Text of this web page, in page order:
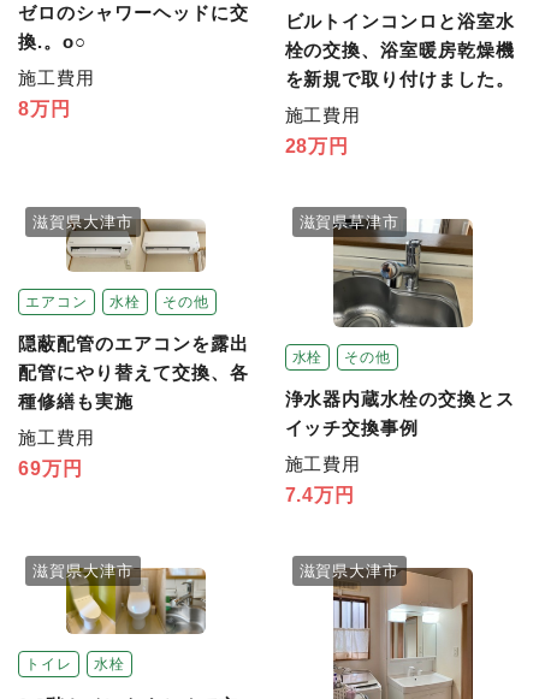
ゼロのシャワーヘッドに交
換.。o○
施工費用
8万円
ビルトインコンロと浴室水
栓の交換、浴室暖房乾燥機
を新規で取り付けました。
施工費用
28万円
エアコン 水栓 その他
滋賀県大津市
隠蔽配管のエアコンを露出
配管にやり替えて交換、各
種修繕も実施
施工費用
69万円
水栓 その他
滋賀県草津市
浄水器内蔵水栓の交換とス
イッチ交換事例
施工費用
7.4万円
トイレ 水栓
滋賀県大津市 滋賀県大津市